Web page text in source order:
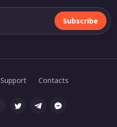
Subscribe
Support Contacts